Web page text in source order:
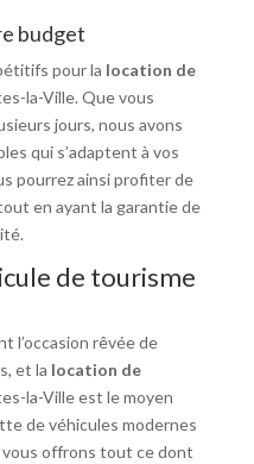
budget
pour la location de
la-Ville. Que vous
jours, nous avons
qui s’adaptent à vos
pourrez ainsi profiter de
en ayant la garantie de
de tourisme
l’occasion rêvée de
et la location de
la-Ville est le moyen
de véhicules modernes
offrons tout ce dont